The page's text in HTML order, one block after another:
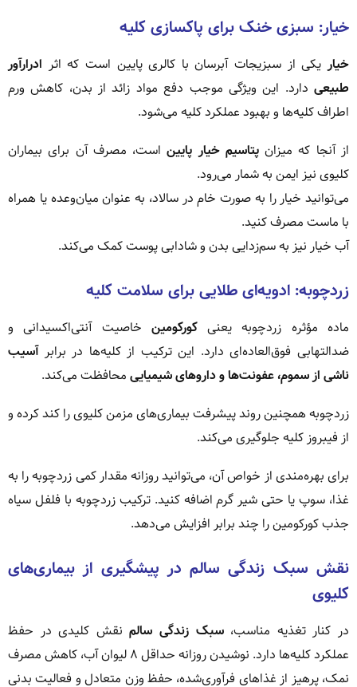
خیار: سبزی خنک برای پاکسازی کلیه
خیاریکی از سبزیجات آبرسان با کالری پایین است که اثر ادرارآور
طبیعی دارد. این ویژگی موجب دفع مواد زائد از بدن، کاهش ورم
اطراف کلیه‌ها و بهبود عملکرد کلیه می‌شود.
از آنجا که میزانپتاسیم خیار پاییناست، مصرف آن برای بیماران
کلیوی نیز ایمن به شمار می‌رود.
می‌توانید خیار را به صورت خام در سالاد، به عنوان میان‌وعده یا همراه
با ماست مصرف کنید.
آب خیار نیز به سم‌زدایی بدن و شادابی پوست کمک می‌کند.
زردچوبه: ادویه‌ای طلایی برای سلامت کلیه
ماده مؤثره زردچوبه یعنیکورکومین خاصیت آنتی‌اکسیدانی و
ضدالتهابی فوق‌العاده‌ای دارد. این ترکیب از کلیه‌ها در برابرآسیب
ناشی از سموم، عفونت‌ها و داروهای شیمیایی محافظت می‌کند.
زردچوبه همچنین روند پیشرفت بیماری‌های مزمن کلیوی را کند کرده و
از فیبروز کلیه جلوگیری می‌کند.
برای بهره‌مندی از خواص آن، می‌توانید روزانه مقدار کمی زردچوبه را به
غذا، سوپ یا حتی شیر گرم اضافه کنید. ترکیب زردچوبه با فلفل سیاه
جذب کورکومین را چند برابر افزایش می‌دهد.
نقش سبک زندگی سالم در پیشگیری از بیماری‌های
کلیوی
در کنار تغذیه مناسب،سبک زندگی سالمنقش کلیدی در حفظ
عملکرد کلیه‌ها دارد. نوشیدن روزانه حداقل ۸ لیوان آب، کاهش مصرف
نمک، پرهیز از غذاهای فرآوری‌شده، حفظ وزن متعادل و فعالیت بدنی